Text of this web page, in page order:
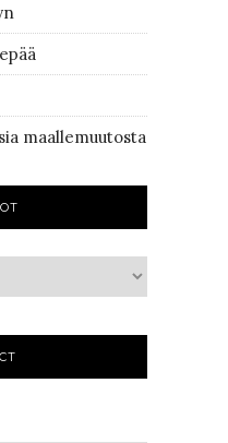
maallemuutosta